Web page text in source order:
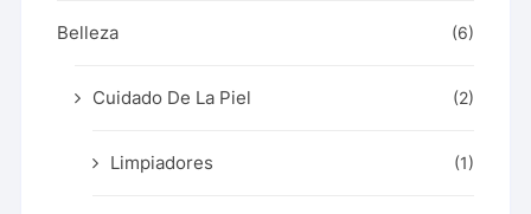
Belleza (6)
Cuidado De La Piel (2)
Limpiadores (1)